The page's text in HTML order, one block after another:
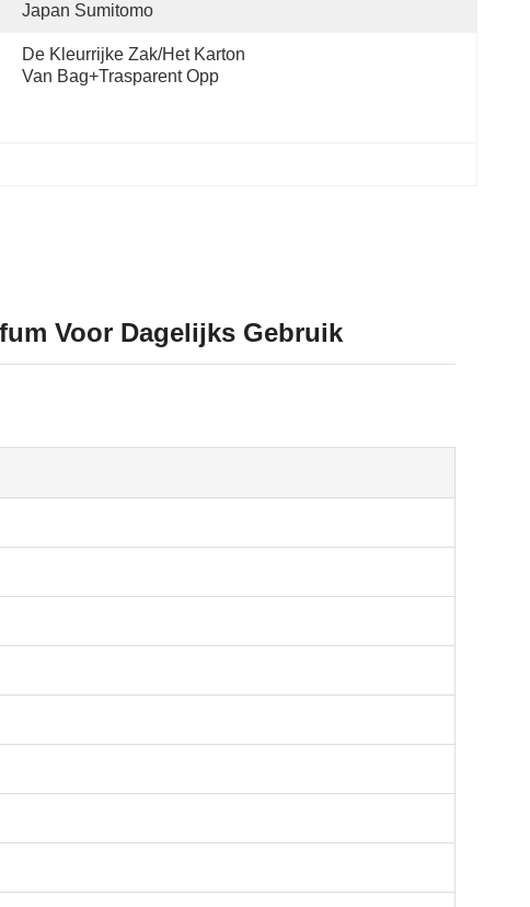
Japan Sumitomo
De Kleurrijke Zak/het Karton
Van Bag+trasparent Opp
Voor Dagelijks Gebruik